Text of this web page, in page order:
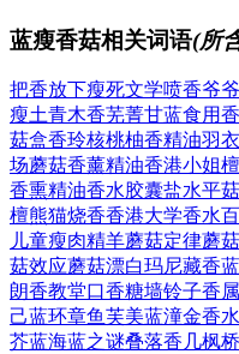
蓝瘦香菇相关词语(所
把香放下瘦死文学喷香爷爷
瘦土青木香芜菁甘蓝食用
菇盒香玲核桃柚香精油羽
场蘑菇香薰精油香港小姐
香熏精油香水胶囊盐水平菇
檀熊猫烧香香港大学香水
儿童瘦肉精羊蘑菇定律蘑
菇效应蘑菇漂白玛尼藏香
朗香教堂口香糖墙铃子香属
己蓝环章鱼芙美蓝潼金香
芥蓝海蓝之谜叠落香几枫